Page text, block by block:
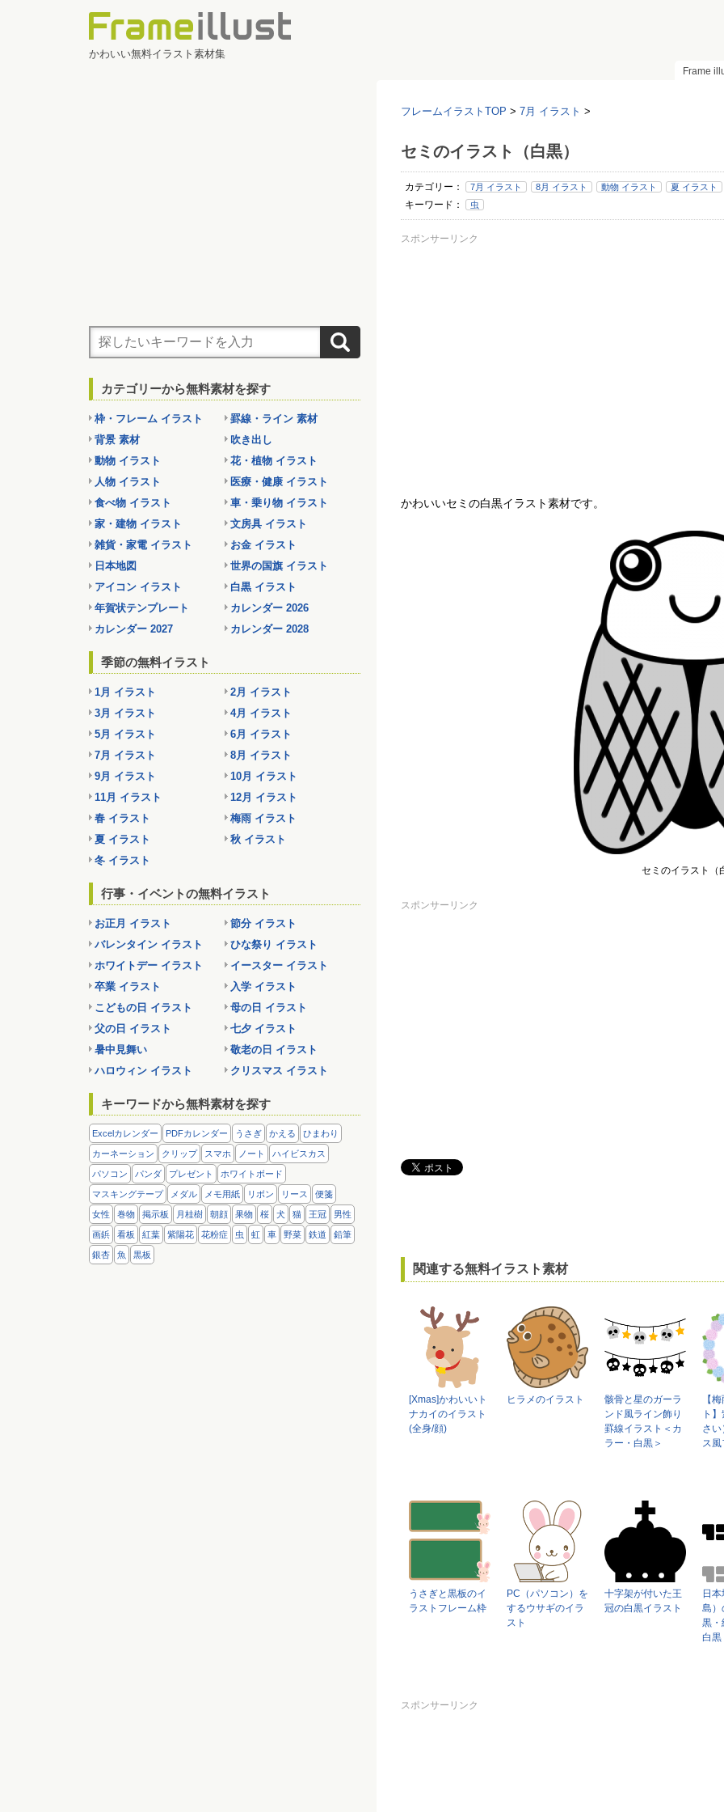
かわいい無料イラスト素材集
Frame
フレームイラストTOP > 7月 イラスト >
セミのイラスト（白黒）
カテゴリー： 7月 イラスト 8月 イラスト 動物 イラスト 夏 イラスト
キーワード： 虫
スポンサーリンク
かわいいセミの白黒イラスト素材です。
セミのイラスト（
スポンサーリンク
関連する無料イラスト素材
[Xmas]かわいいト
ナカイのイラスト
(全身/顔)
ヒラメのイラスト
骸骨と星のガーラ
ンド風ライン飾り
罫線イラスト＜カ
ラー・白黒＞
【
ト
さ
ス
うさぎと黒板のイ
ラストフレーム枠
PC（パソコン）を
するウサギのイラ
スト
十字架が付いた王
冠の白黒イラスト
日
島）
黒・
白黒
スポンサーリンク
カテゴリーから無料素材を探す
枠・フレーム イラスト
罫線・ライン 素材
背景 素材
吹き出し
動物 イラスト
花・植物 イラスト
人物 イラスト
医療・健康 イラスト
食べ物 イラスト
車・乗り物 イラスト
家・建物 イラスト
文房具 イラスト
雑貨・家電 イラスト
お金 イラスト
日本地図
世界の国旗 イラスト
アイコン イラスト
白黒 イラスト
年賀状テンプレート
カレンダー 2026
カレンダー 2027
カレンダー 2028
季節の無料イラスト
1月 イラスト
2月 イラスト
3月 イラスト
4月 イラスト
5月 イラスト
6月 イラスト
7月 イラスト
8月 イラスト
9月 イラスト
10月 イラスト
11月 イラスト
12月 イラスト
春 イラスト
梅雨 イラスト
夏 イラスト
秋 イラスト
冬 イラスト
行事・イベントの無料イラスト
お正月 イラスト
節分 イラスト
バレンタイン イラスト
ひな祭り イラスト
ホワイトデー イラスト
イースター イラスト
卒業 イラスト
入学 イラスト
こどもの日 イラスト
母の日 イラスト
父の日 イラスト
七夕 イラスト
暑中見舞い
敬老の日 イラスト
ハロウィン イラスト
クリスマス イラスト
キーワードから無料素材を探す
Excelカレンダー PDFカレンダー うさぎ かえる ひまわり
カーネーション クリップ スマホ ノート ハイビスカス
パソコン パンダ プレゼント ホワイトボード
マスキングテープ メダル メモ用紙 リボン リース 便箋
女性 巻物 掲示板 月桂樹 朝顔 果物 桜 犬 猫 王冠 男性
画鋲 看板 紅葉 紫陽花 花粉症 虫 虹 車 野菜 鉄道 鉛筆
銀杏 魚 黒板